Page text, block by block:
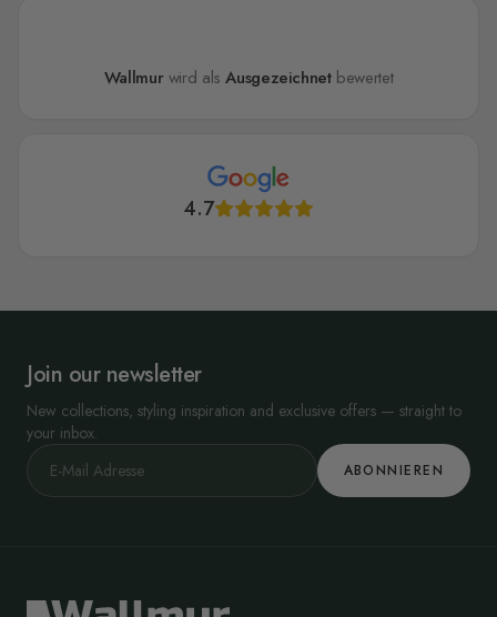
Wallmur wird alsAusgezeichnetbewertet
4.7
Join our newsletter
New collections, styling inspiration and exclusive offers — straight to
your inbox.
ABONNIEREN